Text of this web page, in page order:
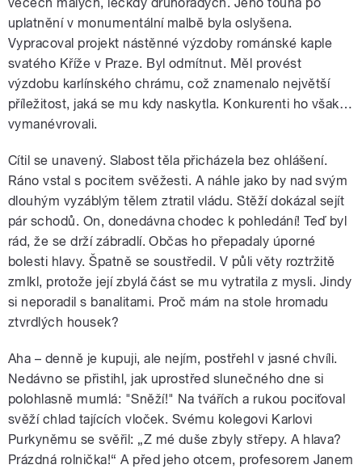
uplatnění v monumentální malbě byla oslyšena.
Vypracoval projekt nástěnné výzdoby románské kaple
svatého Kříže v Praze. Byl odmítnut. Měl provést
výzdobu karlínského chrámu, což znamenalo největší
příležitost, jaká se mu kdy naskytla. Konkurenti ho však…
vymanévrovali.
Cítil se unavený. Slabost těla přicházela bez ohlášení.
Ráno vstal s pocitem svěžesti. A náhle jako by nad svým
dlouhým vyzáblým tělem ztratil vládu. Stěží dokázal sejít
pár schodů. On, donedávna chodec k pohledání! Teď byl
rád, že se drží zábradlí. Občas ho přepadaly úporné
bolesti hlavy. Špatně se soustředil. V půli věty roztržitě
zmlkl, protože její zbylá část se mu vytratila z mysli. Jindy
si neporadil s banalitami. Proč mám na stole hromadu
ztvrdlých housek?
Aha – denně je kupuji, ale nejím, postřehl v jasné chvíli.
Nedávno se přistihl, jak uprostřed slunečného dne si
polohlasně mumlá: "Sněží!" Na tvářích a rukou pociťoval
svěží chlad tajících vloček. Svému kolegovi Karlovi
Purkyněmu se svěřil: „Z mé duše zbyly střepy. A hlava?
Prázdná rolnička!“ A před jeho otcem, profesorem Janem